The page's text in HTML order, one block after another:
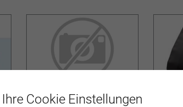
Ihre Cookie Einstellungen